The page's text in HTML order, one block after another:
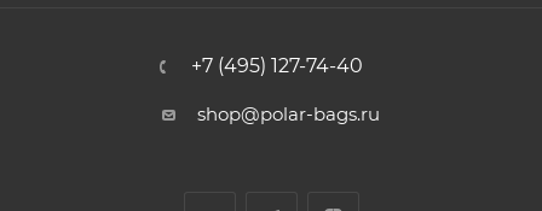
+7 (495) 127-74-40
shop@polar-bags.ru